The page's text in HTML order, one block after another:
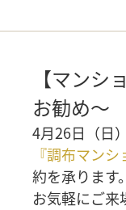
【マンシ
お勧め～
4月26日（日
『調布マン
約を承ります。
お気軽にご来